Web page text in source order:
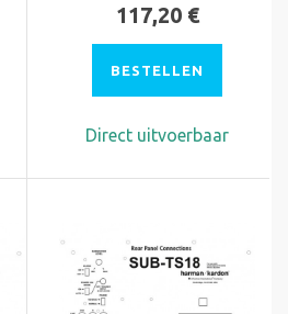
117,20 €
BESTELLEN
Direct uitvoerbaar